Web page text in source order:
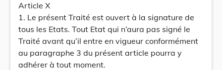
Article X
1. Le présent Traité est ouvert à la signature de
tous les Etats. Tout Etat qui n’aura pas signé le
Traité avant qu’il entre en vigueur conformément
au paragraphe 3 du présent article pourra y
adhérer à tout moment.